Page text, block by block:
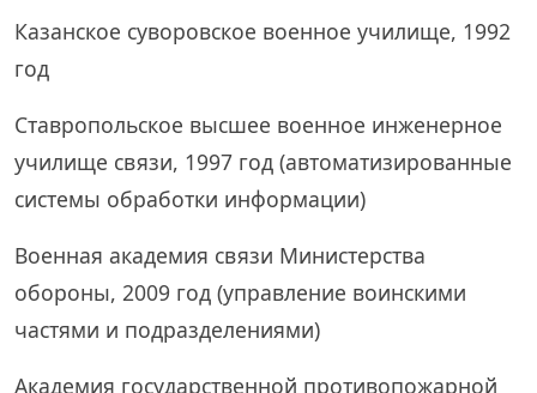
Казанское суворовское военное училище, 1992
год
Ставропольское высшее военное инженерное
училище связи, 1997 год (автоматизированные
системы обработки информации)
Военная академия связи Министерства
обороны, 2009 год (управление воинскими
частями и подразделениями)
Академия государственной противопожарной